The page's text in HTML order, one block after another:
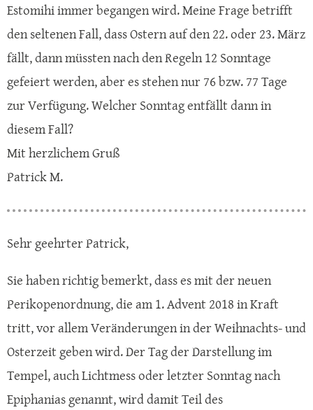
Estomihi immer begangen wird. Meine Frage betrifft
den seltenen Fall, dass Ostern auf den 22. oder 23. März
fällt, dann müssten nach den Regeln 12 Sonntage
gefeiert werden, aber es stehen nur 76 bzw. 77 Tage
zur Verfügung. Welcher Sonntag entfällt dann in
diesem Fall?
Mit herzlichem Gruß
Patrick M.
Sehr geehrter Patrick,
Sie haben richtig bemerkt, dass es mit der neuen
Perikopenordnung, die am 1. Advent 2018 in Kraft
tritt, vor allem Veränderungen in der Weihnachts- und
Osterzeit geben wird. Der Tag der Darstellung im
Tempel, auch Lichtmess oder letzter Sonntag nach
Epiphanias genannt, wird damit Teil des